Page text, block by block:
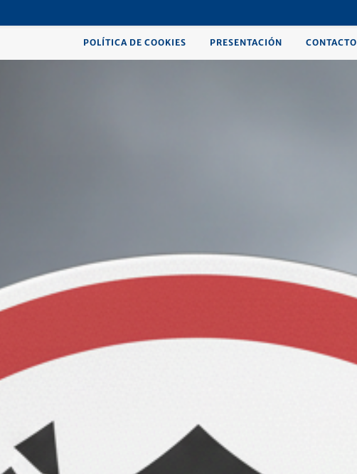
POLÍTICA DE COOKIES PRESENTACIÓN CONTACTO